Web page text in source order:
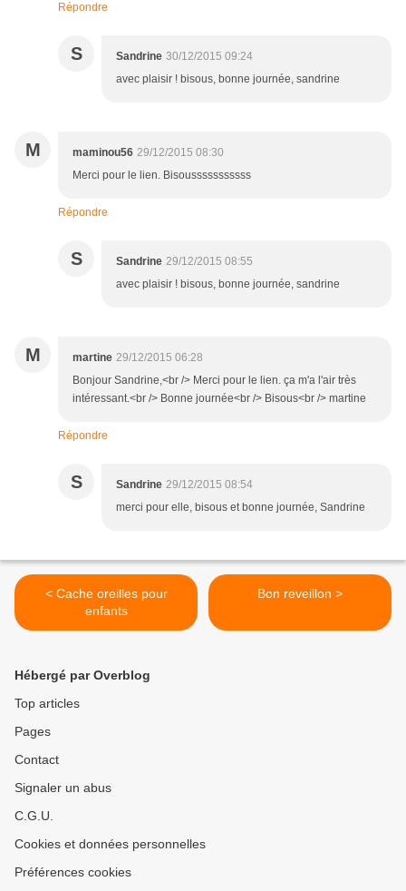
Répondre
S Sandrine 30/12/2015 09:24
avec plaisir ! bisous, bonne journée, sandrine
M maminou56 29/12/2015 08:30
Merci pour le lien. Bisousssssssssss
Répondre
S Sandrine 29/12/2015 08:55
avec plaisir ! bisous, bonne journée, sandrine
M martine 29/12/2015 06:28
Bonjour Sandrine,<br /> Merci pour le lien. ça m'a l'air très
intéressant.<br /> Bonne journée<br /> Bisous<br /> martine
Répondre
S Sandrine 29/12/2015 08:54
merci pour elle, bisous et bonne journée, Sandrine
< Cache oreilles pour
enfants
Bon reveillon >
Hébergé par Overblog
Top articles
Pages
Contact
Signaler un abus
C.G.U.
Cookies et données personnelles
Préférences cookies